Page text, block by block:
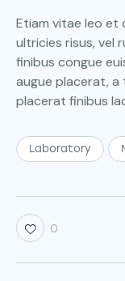
Etiam vitae leo et
ultricies risus, vel
finibus congue
augue placerat, a
placerat finibus
Laboratory
0